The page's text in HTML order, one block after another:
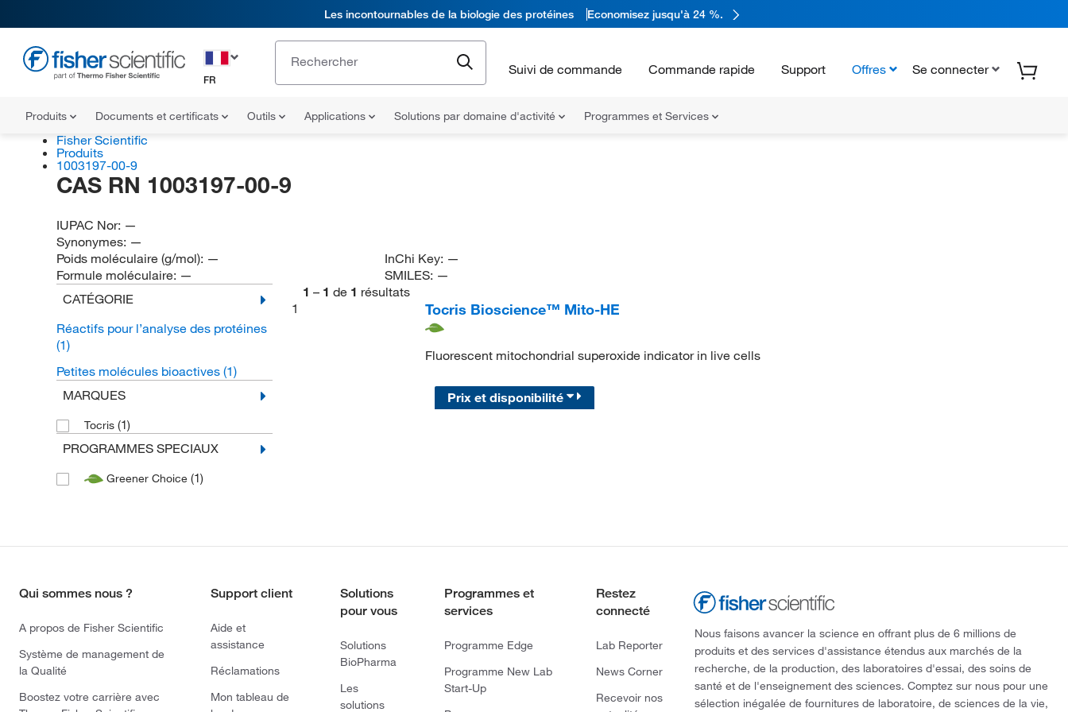
Les incontournables de la biologie des protéines Economisez jusqu'à 24 %.
FR
Suivi de commande Commande rapide Support Offres Se connecter
Produits Documents et certificats Outils Applications Solutions par domaine d'activité Programmes et Services
Fisher Scientific
Produits
1003197-00-9
CAS RN 1003197-00-9
IUPAC Nor: —
Synonymes: —
Poids moléculaire (g/mol): —
Formule moléculaire: —
InChi Key: —
SMILES: —
CATÉGORIE
Réactifs pour l’analyse des protéines
(1)
Petites molécules bioactives (1)
MARQUES
Tocris (1)
PROGRAMMES SPECIAUX
Greener Choice (1)
1 – 1 de 1 résultats
1
Tocris Bioscience™ Mito-HE
Fluorescent mitochondrial superoxide indicator in live cells
Prix et disponibilité
Qui sommes nous ?
A propos de Fisher Scientific
Système de management de
la Qualité
Boostez votre carrière avec
Support client
Aide et
assistance
Réclamations
Mon tableau de
Solutions
pour vous
Solutions
BioPharma
Les
solutions
Programmes et
services
Programme Edge
Programme New Lab
Start-Up
Restez
connecté
Lab Reporter
News Corner
Recevoir nos
Nous faisons avancer la science en offrant plus de 6 millions de
produits et des services d'assistance étendus aux marchés de la
recherche, de la production, des laboratoires d'essai, des soins de
santé et de l'enseignement des sciences. Comptez sur nous pour une
sélection inégalée de fournitures de laboratoire, de sciences de la vie,